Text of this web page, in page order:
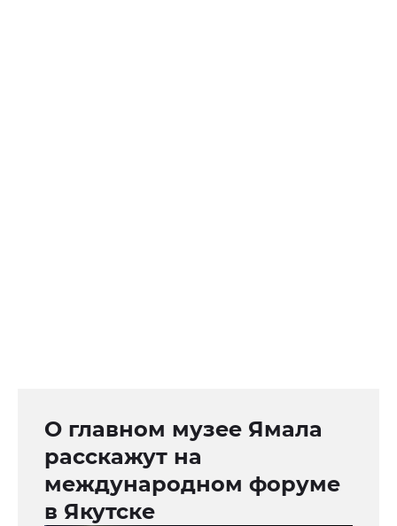
О главном музее Ямала
расскажут на
международном форуме
в Якутске